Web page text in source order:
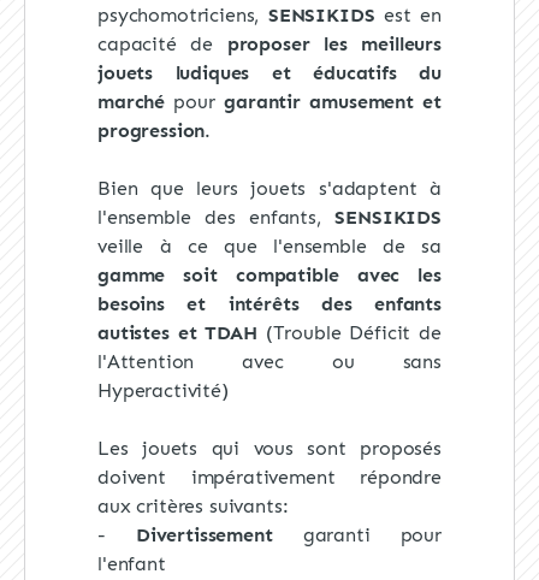
psychomotriciens, SENSIKIDS est en
capacité de proposer les meilleurs
jouets ludiques et éducatifs du
marché pourgarantir amusement et
progression.
Bien que leurs jouets s'adaptent à
l'ensemble des enfants,SENSIKIDS
veille à ce que l'ensemble de sa
gamme soit compatible avec les
besoins et intérêts des enfants
autistes et TDAH (Trouble Déficit de
l'Attention avec ou sans
Hyperactivité)
Les jouets qui vous sont proposés
doivent impérativement répondre
aux critères suivants:
- Divertissementgaranti pour
l'enfant